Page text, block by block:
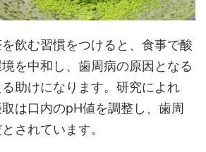
飲む習慣をつけると、食事で酸
を中和し、歯周病の原因となる
助けになります。研究によれ
は口内のpH値を調整し、歯周
されています。